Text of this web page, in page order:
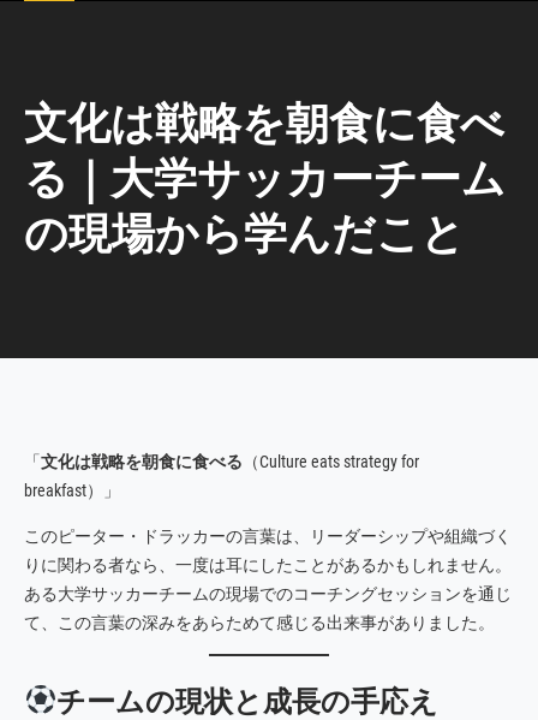
文化は戦略を朝食に食べ
る｜大学サッカーチーム
の現場から学んだこと
「文化は戦略を朝食に食べる （Culture eats strategy for
breakfast）」
このピーター・ドラッカーの言葉は、リーダーシップや組織づく
りに関わる者なら、一度は耳にしたことがあるかもしれません。
ある大学サッカーチームの現場でのコーチングセッションを通じ
て、この言葉の深みをあらためて感じる出来事がありました。
チームの現状と成長の手応え